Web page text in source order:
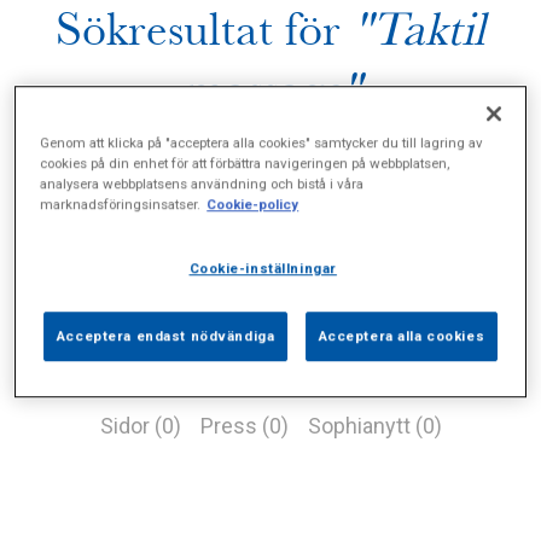
Sökresultat för "Taktil
massage"
Sidor (0) Press (0) Sophianytt (0)
Genom att klicka på "acceptera alla cookies" samtycker du till lagring av
cookies på din enhet för att förbättra navigeringen på webbplatsen,
analysera webbplatsens användning och bistå i våra
marknadsföringsinsatser. Cookie-policy
Cookie-inställningar
Acceptera endast nödvändiga Acceptera alla cookies